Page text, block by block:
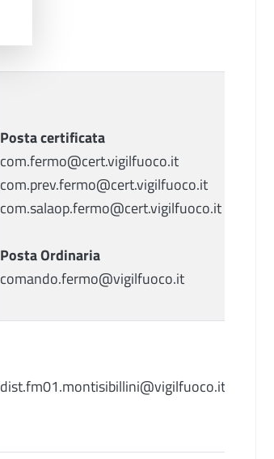
Posta certificata
com.fermo@cert.vigilfuoco.it
com.prev.fermo@cert.vigilfuoco.it
com.salaop.fermo@cert.vigilfuoco.it
Posta Ordinaria
comando.fermo@vigilfuoco.it
dist.fm01.montisibillini@vigilfuoco.it